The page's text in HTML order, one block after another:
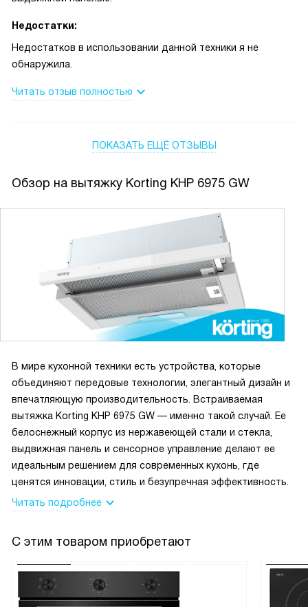
Недостатки:
Недостатков в использовании данной техники я не
обнаружила.
Читать отзыв полностью
ПОКАЗАТЬ ЕЩЁ ОТЗЫВЫ
Обзор на вытяжку Korting KHP 6975 GW
В мире кухонной техники есть устройства, которые
объединяют передовые технологии, элегантный дизайн и
впечатляющую производительность. Встраиваемая
вытяжка Korting KHP 6975 GW — именно такой случай. Ее
белоснежный корпус из нержавеющей стали и стекла,
выдвижная панель и сенсорное управление делают ее
идеальным решением для современных кухонь, где
ценятся инновации, стиль и безупречная эффективность.
Читать подробнее
С этим товаром приобретают